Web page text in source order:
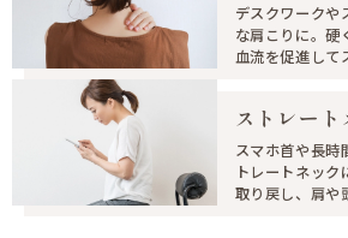
デスクワークや
な肩こりに。硬
血流を促進して
ストレート
スマホ首や長時
トレートネッ
取り戻し、肩や